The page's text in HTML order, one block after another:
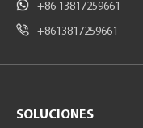
+86 13817259661
+8613817259661
SOLUCIONES